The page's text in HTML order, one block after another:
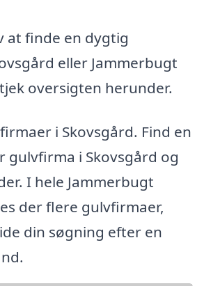
at finde en dygtig
eller Jammerbugt
oversigten herunder.
i Skovsgård. Find en
gulvfirma i Skovsgård og
I hele Jammerbugt
der flere gulvfirmaer,
din søgning efter en